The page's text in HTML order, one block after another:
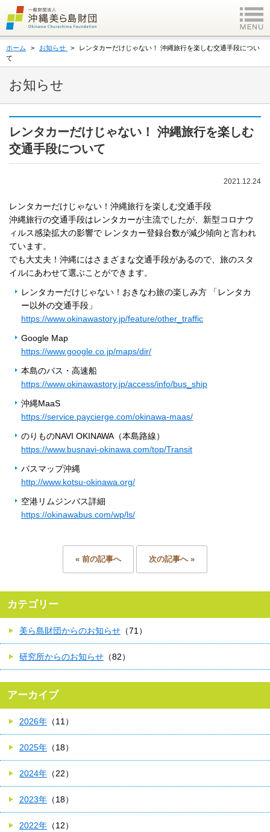
ホーム お知らせ
レンタカーだけじゃない！ 沖縄旅⾏を楽しむ交通⼿段につい
て
お知らせ
レンタカーだけじゃない！ 沖縄旅⾏を楽しむ
交通⼿段について
2021.12.24
レンタカーだけじゃない！沖縄旅⾏を楽しむ交通⼿段
沖縄旅⾏の交通⼿段はレンタカーが主流でしたが、新型コロナウ
ィルス感染拡⼤の影響で レンタカー登録台数が減少傾向と⾔われ
ています。
でも⼤丈夫！沖縄にはさまざまな交通⼿段があるので、旅のスタ
イルにあわせて選ぶことができます。
レンタカーだけじゃない！おきなわ旅の楽しみ方 「レンタカ
ー以外の交通手段」
https://www.okinawastory.jp/feature/other_traffic
Google Map
https://www.google.co.jp/maps/dir/
本島のバス・高速船
https://www.okinawastory.jp/access/info/bus_ship
沖縄MaaS
https://service.paycierge.com/okinawa-maas/
のりものNAVI OKINAWA（本島路線）
https://www.busnavi-okinawa.com/top/Transit
バスマップ沖縄
http://www.kotsu-okinawa.org/
空港リムジンバス詳細
https://okinawabus.com/wp/ls/
« 前の記事へ 次の記事へ »
カテゴリー
美ら島財団からのお知らせ （71）
研究所からのお知らせ （82）
アーカイブ
2026年 （11）
2025年 （18）
2024年 （22）
2023年 （18）
2022年 （12）